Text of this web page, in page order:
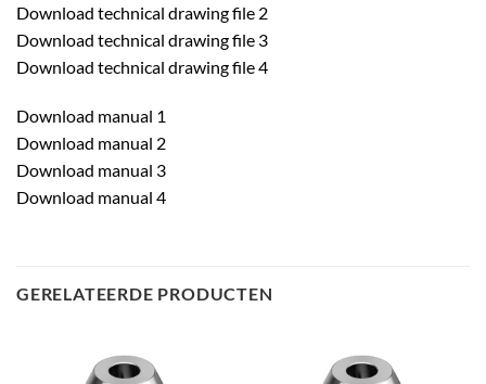
Download technical drawing file 2
Download technical drawing file 3
Download technical drawing file 4
Download manual 1
Download manual 2
Download manual 3
Download manual 4
GERELATEERDE PRODUCTEN